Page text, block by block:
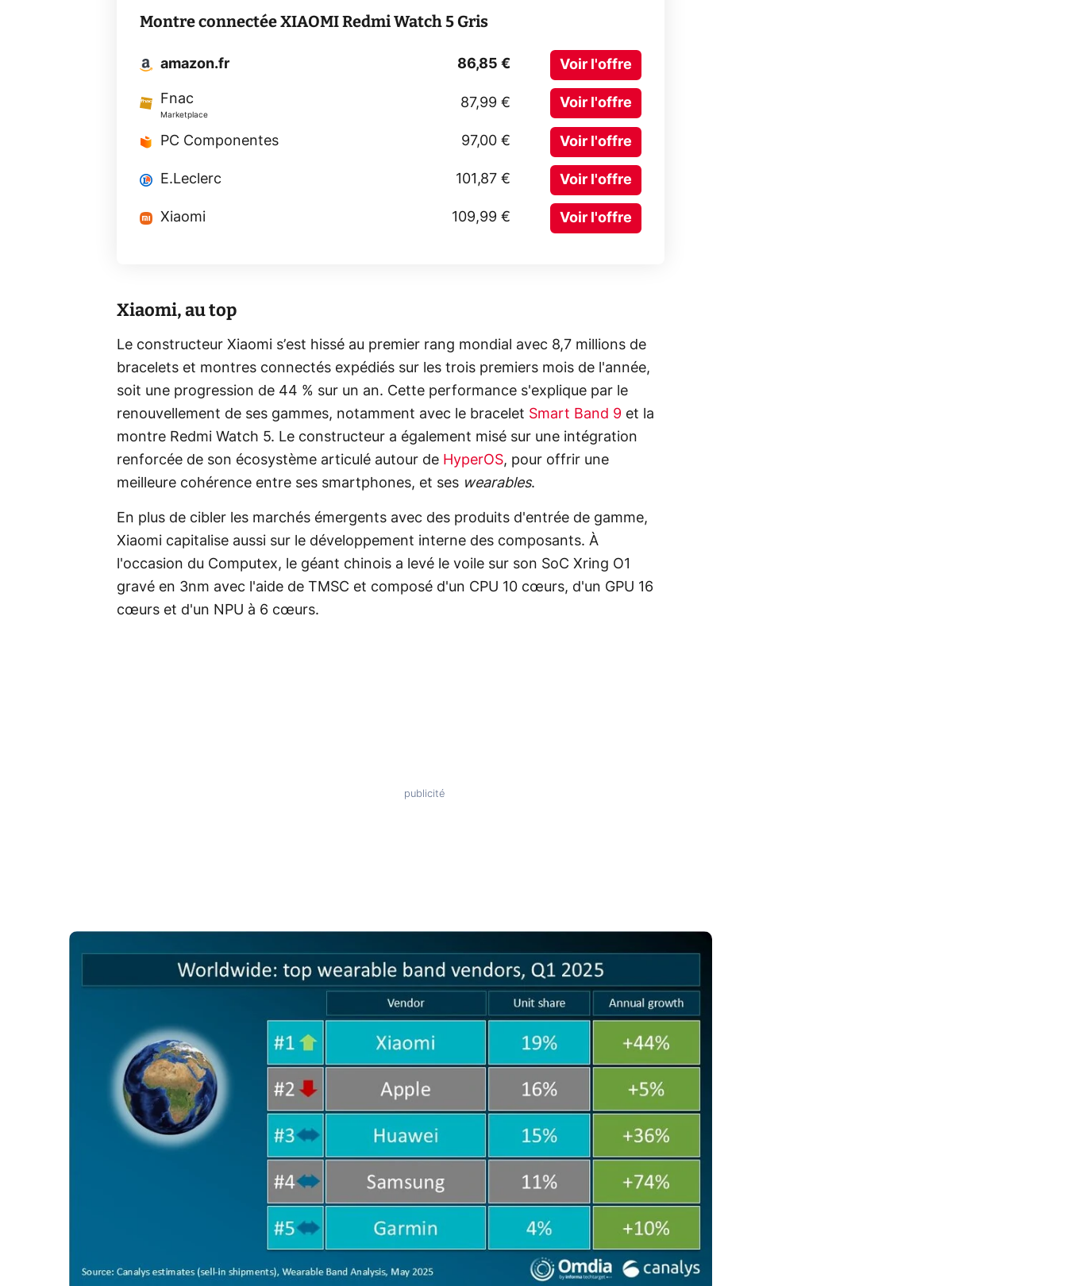
Montre connectée XIAOMI Redmi Watch 5 Gris
amazon.fr 86,85 € Voir l'offre
Fnac
Marketplace
87,99 € Voir l'offre
PC Componentes 97,00 € Voir l'offre
E.Leclerc 101,87 € Voir l'offre
Xiaomi 109,99 € Voir l'offre
Xiaomi, au top
Le constructeur Xiaomi s’est hissé au premier rang mondial avec 8,7 millions de
bracelets et montres connectés expédiés sur les trois premiers mois de l'année,
soit une progression de 44 % sur un an. Cette performance s'explique par le
renouvellement de ses gammes, notamment avec le bracelet Smart Band 9 et la
montre Redmi Watch 5. Le constructeur a également misé sur une intégration
renforcée de son écosystème articulé autour de HyperOS, pour offrir une
meilleure cohérence entre ses smartphones, et ses wearables.
En plus de cibler les marchés émergents avec des produits d'entrée de gamme,
Xiaomi capitalise aussi sur le développement interne des composants. À
l'occasion du Computex, le géant chinois a levé le voile sur son SoC Xring O1
gravé en 3nm avec l'aide de TMSC et composé d'un CPU 10 cœurs, d'un GPU 16
cœurs et d'un NPU à 6 cœurs.